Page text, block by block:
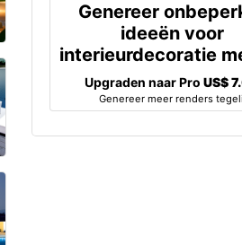
Genereer
ideeën voor
interieurdecoratie
Upgraden naar Pro US$
Genereer meer renders